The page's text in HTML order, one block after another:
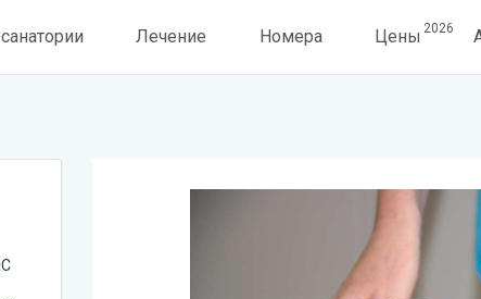
Лечение Номера Цены 2026